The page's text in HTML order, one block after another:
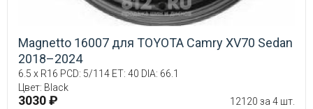
Magnetto 16007 для TOYOTA Camry XV70 Sedan
2018–2024
6.5 x R16 PCD: 5/114 ET: 40 DIA: 66.1
Цвет: Black
3030 ₽ 12120 за 4 шт.